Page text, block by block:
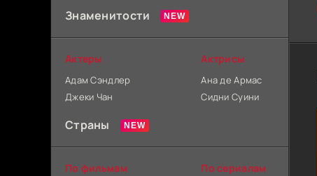
Знаменитости
Актеры
Адам Сэндлер
Джеки Чан
Актрисы
Ана де Армас
Сидни Суини
Страны
По фильмам По сериалам